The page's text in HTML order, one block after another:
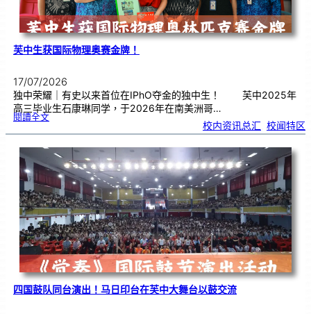
芙中生获国际物理奥赛金牌！
17/07/2026
独中荣耀｜有史以来首位在IPhO夺金的独中生！ 芙中2025年
高三毕业生石康琳同学，于2026年在南美洲哥…
閱讀全文:芙
获
际
物
理
赛
金
牌
！
校内资讯总汇 校闻特区
四国鼓队同台演出！马日印台在芙中大舞台以鼓交流